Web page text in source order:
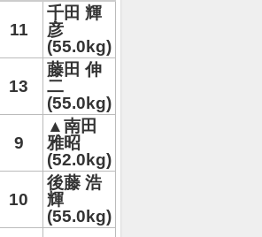
11
千田 輝
彦
(55.0kg)
13
藤田 伸
二
(55.0kg)
9
▲南田
雅昭
(52.0kg)
10
後藤 浩
輝
(55.0kg)